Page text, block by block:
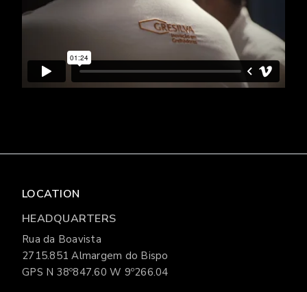
LOCATION
HEADQUARTERS
Rua da Boavista
2715.851 Almargem do Bispo
GPS N 38º847.60 W 9º266.04